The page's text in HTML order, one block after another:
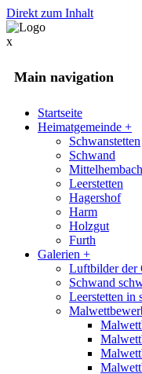
Direkt zum Inhalt
x
Main navigation
Startseite
Heimatgemeinde +
Schwanstetten
Schwand
Mittelhembach
Leerstetten
Hagershof
Harm
Holzgut
Furth
Galerien +
Luftbilder der
Schwand
Leerstetten in